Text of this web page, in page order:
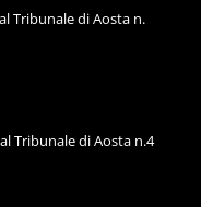
Tribunale di Aosta n.
Tribunale di Aosta n.4